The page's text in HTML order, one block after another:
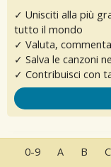
✓ Unisciti alla più
tutto il mondo
✓ Valuta,
✓ Salva le canzoni
✓ Contribuisci con
0-9 A B C